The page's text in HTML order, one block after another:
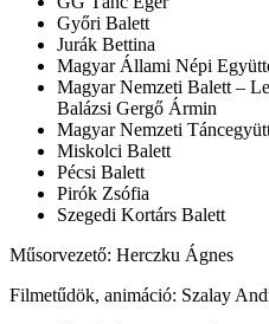
Győri Balett
Jurák Bettina
Magyar Állami Népi
Magyar Nemzeti Balett –
Balázsi Gergő Ármin
Magyar Nemzeti
Miskolci Balett
Pécsi Balett
Pirók Zsófia
Szegedi Kortárs Balett
Műsorvezető: Herczku Ágnes
Filmetűdök, animáció: Szalay